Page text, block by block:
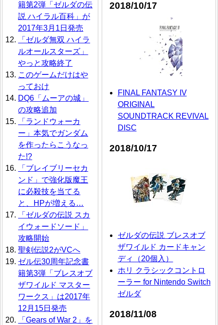
籍第2弾「ゼルダの伝
説 ハイラル百科」が
2017年3月1日発売
「ゼルダ無双 ハイラ
ルオールスターズ」
やっと攻略終了
このゲームだけはや
っておけ
DQ6「ムーアの城」
の攻略追加
「ランドウォーカ
ー」本気でガンダム
を作ったらこうなっ
た!?
「ブレイブリーセカ
ンド」で強化版魔王
に必殺技を当てる
と、HPが増える…
「ゼルダの伝説 スカ
イウォードソード」
攻略開始
聖剣伝説2がVCへ
ゼル伝30周年記念書
籍第3弾「ブレスオブ
ザワイルド マスター
ワークス」は2017年
12月15日発売
「Gears of War 2」を
2018/10/17
FINAL FANTASY IV
ORIGINAL
SOUNDTRACK REVIVAL
DISC
2018/10/17
ゼルダの伝説 ブレスオブ
ザワイルド カードキャン
ディ（20個入）
ホリ クラシックコントロ
ーラー for Nintendo Switch
ゼルダ
2018/11/08